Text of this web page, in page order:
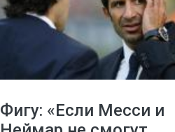
Фигу: «Если Месси и